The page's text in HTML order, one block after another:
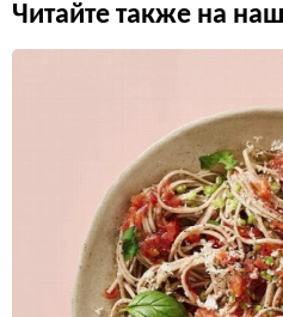
Читайте также на